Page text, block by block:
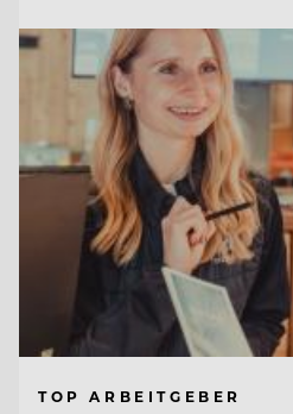
TOP ARBEITGEBER